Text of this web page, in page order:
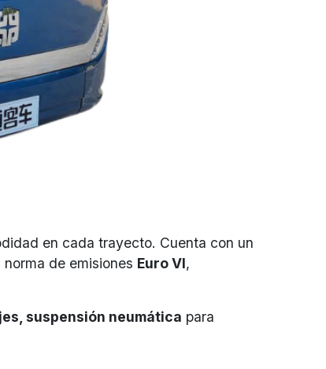
en cada trayecto. Cuenta con un
de emisiones Euro VI,
suspensión neumática para